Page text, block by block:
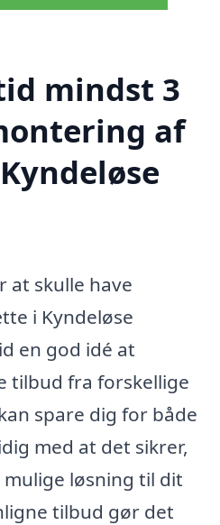
mindst 3
af
at skulle have
i Kyndeløse
en god idé at
tilbud fra forskellige
spare dig for både
med at det sikrer,
løsning til dit
tilbud gør det